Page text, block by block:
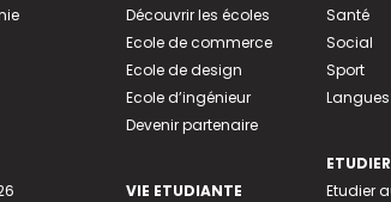
Découvrir les écoles
Ecole de commerce
Ecole de design
Ecole d’ingénieur
Devenir partenaire
VIE ETUDIANTE
Santé
Social
Sport
Langues
Etudier